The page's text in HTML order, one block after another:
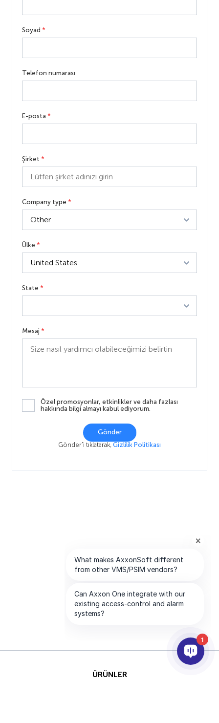
Soyad *
Telefon numarası
E-posta *
Şirket *
Company type *
Ülke *
State *
Mesaj *
Özel promosyonlar, etkinlikler ve daha fazlası
hakkında bilgi almayı kabul ediyorum.
Gönder
Gönder'i tıklatarak, Gizlilik Politikası
ÜRÜNLER
1